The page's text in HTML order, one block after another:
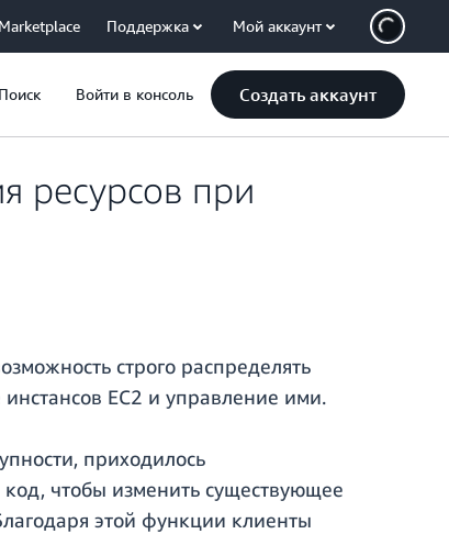
Поддержка Мой аккаунт
Поиск Войти в консоль Создать аккаунт
ресурсов при
строго распределять
EC2 и управление ими.
приходилось
чтобы изменить существующее
этой функции клиенты